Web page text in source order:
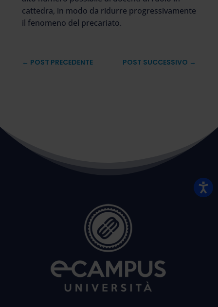
cattedra, in modo da ridurre progressivamente
il fenomeno del precariato.
← POST PRECEDENTE POST SUCCESSIVO →